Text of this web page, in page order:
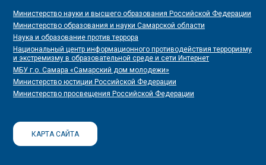
Министерство науки и высшего образования Российской Федерации
Министерство образования и науки Самарской области
Наука и образование против террора
Национальный центр информационного противодействия терроризму
и экстремизму в образовательной среде и сети Интернет
МБУ г.о. Самара «Самарский дом молодежи»
Министерство юстиции Российской Федерации
Министерство просвещения Российской Федерации
КАРТА САЙТА